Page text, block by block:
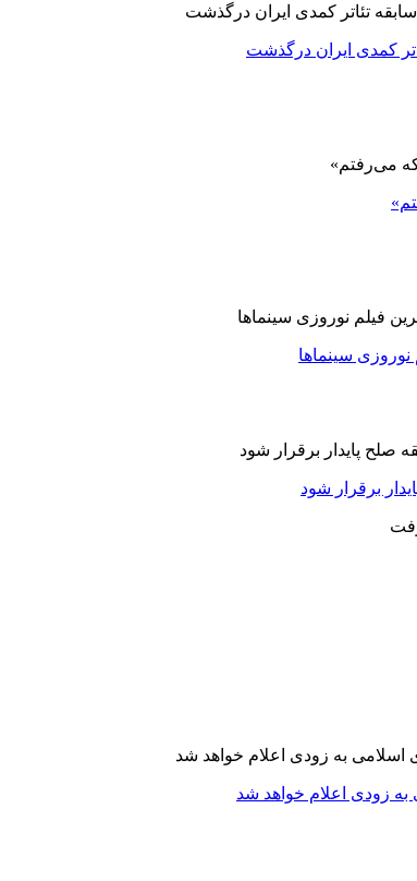
کمدی ایران درگذشت
سینماها
برقرار شود
زودی اعلام خواهد شد